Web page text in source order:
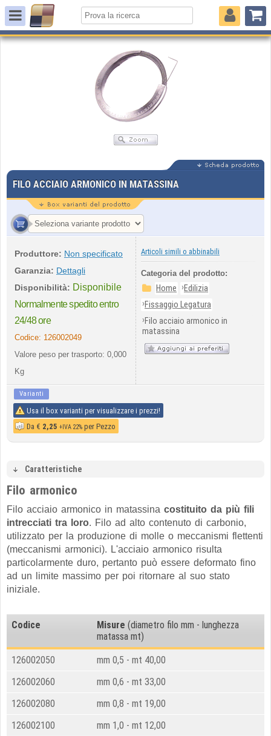
FILO ACCIAIO ARMONICO IN MATASSINA
Produttore: Non specificato
Garanzia: Dettagli
Disponibilità: Disponibile
Normalmente spedito entro
24/48 ore
Codice: 126002049
Valore peso per trasporto: 0,000
Kg
Articoli simili o abbinabili
Categoria del prodotto:
Home ›Edilizia
›Fissaggio Legatura
›Filo acciaio armonico in
matassina
Varianti
Usa il box varianti per visualizzare i prezzi!
Da € 2,25 +IVA 22% per Pezzo
Caratteristiche
Filo armonico
Filo acciaio armonico in matassina costituito da più fili
intrecciati tra loro. Filo ad alto contenuto di carbonio,
utilizzato per la produzione di molle o meccanismi flettenti
(meccanismi armonici). L'acciaio armonico risulta
particolarmente duro, pertanto può essere deformato fino
ad un limite massimo per poi ritornare al suo stato
iniziale.
Codice Misure (diametro filo mm - lunghezza
matassa mt)
126002050
mm 0,5 - mt 40,00
126002060
mm 0,6 - mt 33,00
126002080
mm 0,8 - mt 19,00
126002100
mm 1,0 - mt 12,00